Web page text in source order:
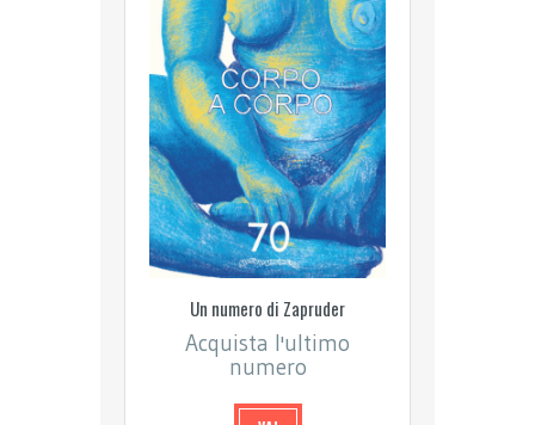
Un numero di Zapruder
Acquista l'ultimo
numero